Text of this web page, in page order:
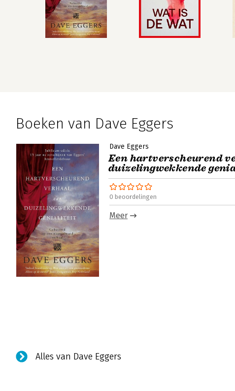
Boeken van Dave Eggers
Dave Eggers
Een hartverscheurend
duizelingwekkende
0 beoordelingen
Meer
Alles van Dave Eggers